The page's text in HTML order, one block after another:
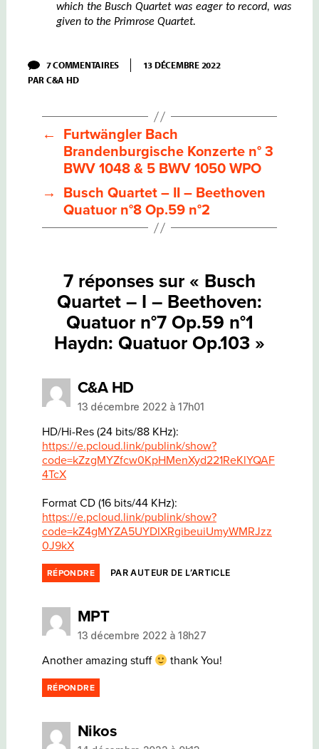
which theBusch Quartet was eagerto record, was
given to the Primrose Quartet.
7 COMMENTAIRES
BUSCH
–
BEETHOVEN:
QUATUOR
N°7
OP.59
N°1
HAYDN:
QUATUOR
OP.103
13 DÉCEMBRE 2022
PAR C&A HD
←
Furtwängler Bach
Brandenburgische Konzerte n° 3
BWV 1048 & 5 BWV 1050 WPO
→
Busch Quartet – II – Beethoven
Quatuor n°8 Op.59 n°2
7 réponses sur « Busch
Quartet – I – Beethoven:
Quatuor n°7 Op.59 n°1
Haydn: Quatuor Op.103 »
C&A HDdit :
13 décembre 2022 à 17h01
HD/Hi-Res (24 bits/88 KHz):
https://e.pcloud.link/publink/show?
code=kZzgMYZfcw0KpHMenXyd221ReKlYQAF
4TcX
Format CD (16 bits/44 KHz):
https://e.pcloud.link/publink/show?
code=kZ4gMYZA5UYDIXRgibeuiUmyWMRJzz
0J9kX
RÉPONDRE PAR AUTEUR DE L’ARTICLE
MPTdit :
13 décembre 2022 à 18h27
Another amazing stuff thank You!
RÉPONDRE
Nikosdit :